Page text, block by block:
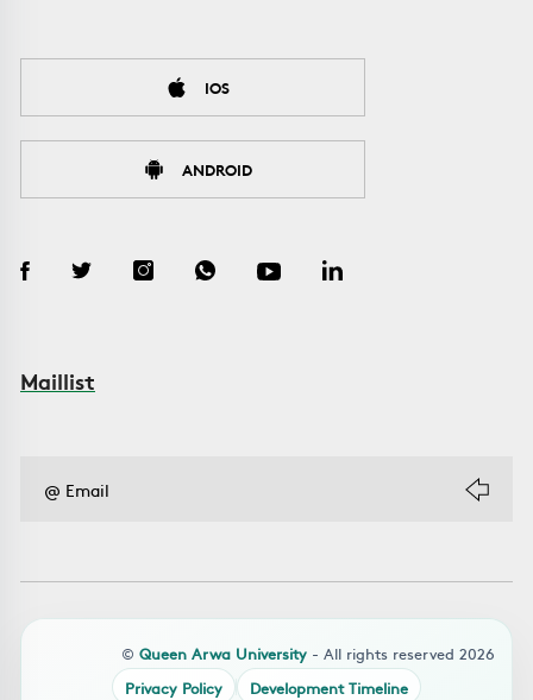
IOS
ANDROID
Maillist
© Queen Arwa University - All rights reserved 2026
Privacy Policy
Development Timeline